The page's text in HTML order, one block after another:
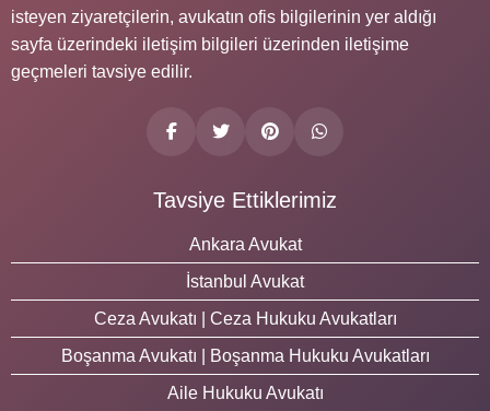
isteyen ziyaretçilerin, avukatın ofis bilgilerinin yer aldığı
sayfa üzerindeki iletişim bilgileri üzerinden iletişime
geçmeleri tavsiye edilir.
Tavsiye Ettiklerimiz
Ankara Avukat
İstanbul Avukat
Ceza Avukatı | Ceza Hukuku Avukatları
Boşanma Avukatı | Boşanma Hukuku Avukatları
Aile Hukuku Avukatı